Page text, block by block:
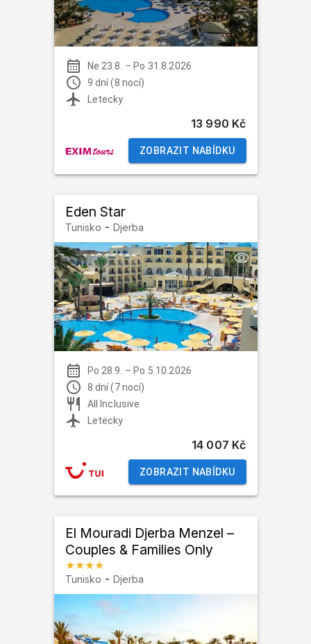
Ne 23.8. – Po 31.8.2026
9 dní (8 nocí)
Letecky
13 990 Kč
ZOBRAZIT NABÍDKU
Eden Star
Tunisko - Djerba
Po 28.9. – Po 5.10.2026
8 dní (7 nocí)
All Inclusive
Letecky
14 007 Kč
ZOBRAZIT NABÍDKU
El Mouradi Djerba Menzel –
Couples & Families Only
★★★★
Tunisko - Djerba